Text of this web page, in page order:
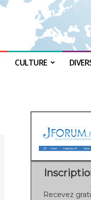
CULTURE
Recevez